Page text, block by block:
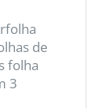
de
folha
3